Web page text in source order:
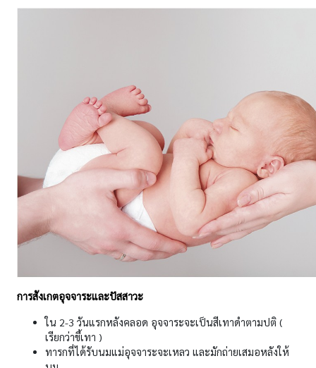
การสังเกตอุจจาระและปัสสาวะ
ใน 2-3 วันแรกหลังคลอด อุจจาระจะเป็นสีเทาดำตามปติ (
เรียกว่าขี้เทา )
ทารกที่ได้รับนมแม่อุจจาระจะเหลว และมักถ่ายเสมอหลังให้